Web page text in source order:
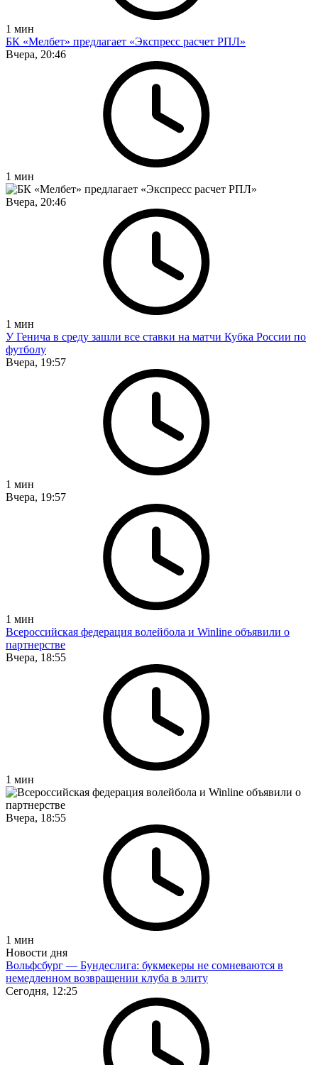
1 мин
БК «Мелбет» предлагает «Экспресс расчет РПЛ»
Вчера, 20:46
1 мин
Вчера, 20:46
1 мин
У Генича в среду зашли все ставки на матчи Кубка России по
футболу
Вчера, 19:57
1 мин
Вчера, 19:57
1 мин
Всероссийская федерация волейбола и Winline объявили о
партнерстве
Вчера, 18:55
1 мин
Вчера, 18:55
1 мин
Новости дня
Вольфсбург — Бундеслига: букмекеры не сомневаются в
немедленном возвращении клуба в элиту
Сегодня, 12:25